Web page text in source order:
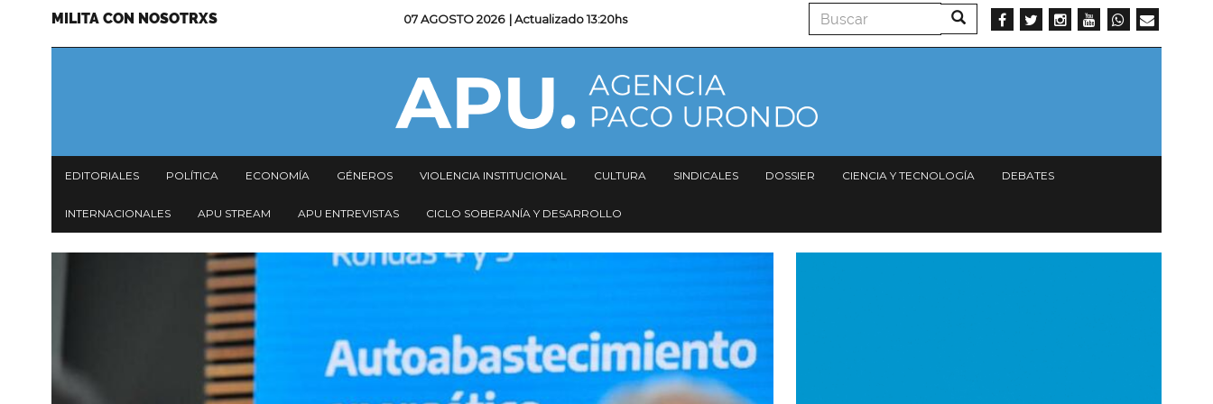
Menu
MILITA CON NOSOTRXS 07 AGOSTO 2026 | Actualizado13:20hs Buscar Buscar
Navegación
principal
EDITORIALES POLÍTICA ECONOMÍA GÉNEROS VIOLENCIA INSTITUCIONAL CULTURA SINDICALES DOSSIER CIENCIA Y TECNOLOGÍA DEBATES
INTERNACIONALES APU STREAM APU ENTREVISTAS CICLO SOBERANÍA Y DESARROLLO